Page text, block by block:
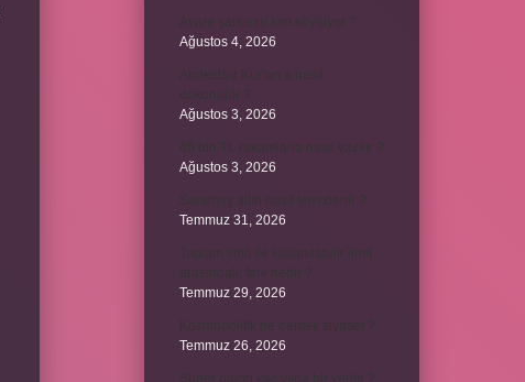
Avare şarkısını kim söylüyor ?
Ağustos 4, 2026
Abdestsiz Kur’an’a nasıl
dokunulur ?
Ağustos 3, 2026
45 bin TL rakamlarla nasıl yazılır ?
Ağustos 3, 2026
Sararmış altın nasıl temizlenir ?
Temmuz 31, 2026
Toplam limit ile kullanılabilir limit
Temmuz 29, 2026
Kozmopolitik ne demek siyaset ?
Temmuz 26, 2026
Süper balon kaç yılda bir verilir ?